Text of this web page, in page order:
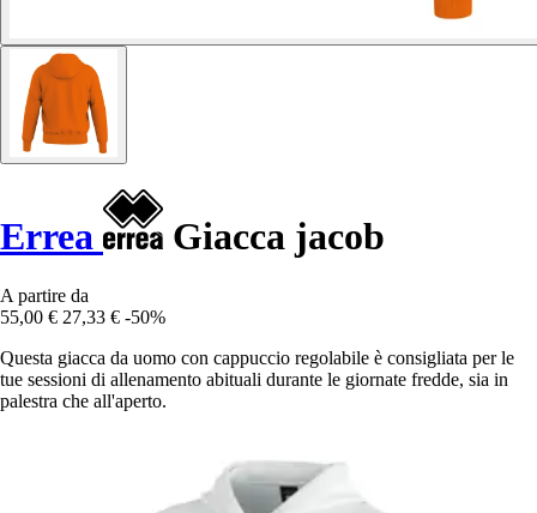
Errea Giacca jacob
A partire da
55,00 € 27,33 € -50%
Questa giacca da uomo con cappuccio regolabile è consigliata per le
tue sessioni di allenamento abituali durante le giornate fredde, sia in
palestra che all'aperto.